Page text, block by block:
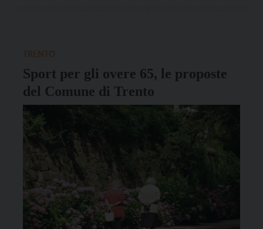
Sport per gli overe 65, le proposte
del Comune di Trento